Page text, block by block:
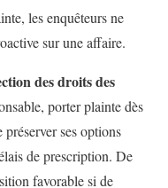
les enquêteurs ne
sur une affaire.
des droits des
porter plainte dès
ses options
de prescription. De
favorable si de